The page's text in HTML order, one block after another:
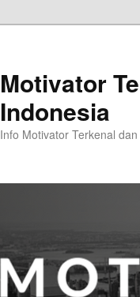
Motivator
Indonesia
Info Motivator Terkenal